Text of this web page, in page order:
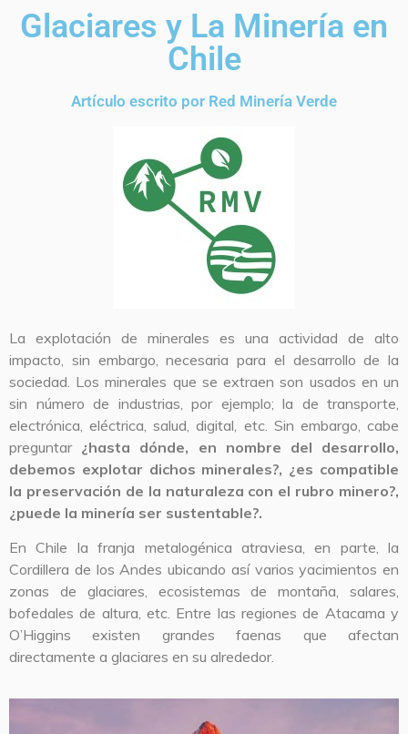
Glaciares y La Minería en
Chile
Artículo escrito por Red Minería Verde
La explotación de minerales es una actividad de alto
impacto, sin embargo, necesaria para el desarrollo de la
sociedad. Los minerales que se extraen son usados en un
sin número de industrias, por ejemplo; la de transporte,
electrónica, eléctrica, salud, digital, etc. Sin embargo, cabe
preguntar ¿hasta dónde, en nombre del desarrollo,
debemos explotar dichos minerales?, ¿es compatible
la preservación de la naturaleza con el rubro minero?,
¿puede la minería ser sustentable?.
En Chile la franja metalogénica atraviesa, en parte, la
Cordillera de los Andes ubicando así varios yacimientos en
zonas de glaciares, ecosistemas de montaña, salares,
bofedales de altura, etc. Entre las regiones de Atacama y
O’Higgins existen grandes faenas que afectan
directamente a glaciares en su alrededor.